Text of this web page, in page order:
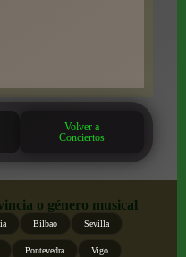
Volver a
Conciertos
o género musical
Bilbao Sevilla
Pontevedra Vigo